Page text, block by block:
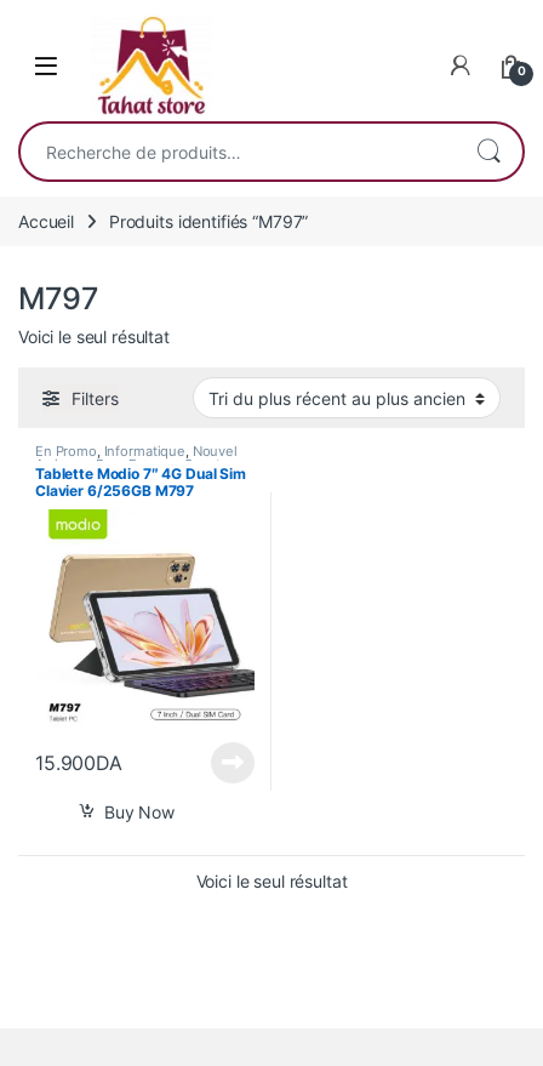
0
Recherche pour :
Accueil Produits identifiés “M797”
M797
Voici le seul résultat
Filters
En Promo, Informatique, Nouvel
Arrivage Pour Femme, Smart
Home,Tablette
Tablette Modio 7″ 4G Dual Sim
Clavier 6/256GB M797
15.900DA
Buy Now
Voici le seul résultat